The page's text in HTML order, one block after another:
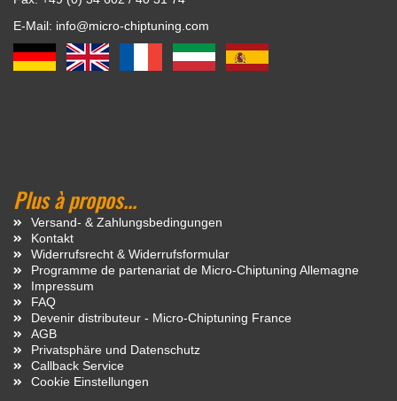
E-Mail: info@micro-chiptuning.com
Plus à propos...
Versand- & Zahlungsbedingungen
Kontakt
Widerrufsrecht & Widerrufsformular
Programme de partenariat de Micro-Chiptuning Allemagne
Impressum
FAQ
Devenir distributeur - Micro-Chiptuning France
AGB
Privatsphäre und Datenschutz
Callback Service
Cookie Einstellungen